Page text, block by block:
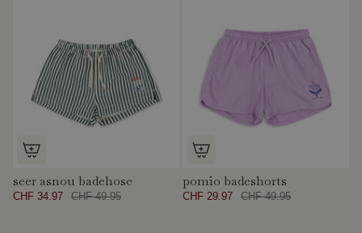
seer asnou badehose
CHF 34.97 CHF 49.95
pomio badeshorts
CHF 29.97 CHF 49.95